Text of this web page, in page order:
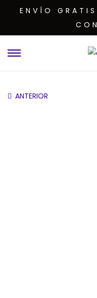
ENVÍO
ANTERIOR